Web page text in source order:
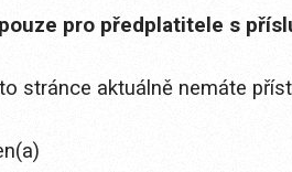
pro předplatitele s
stránce aktuálně nemáte